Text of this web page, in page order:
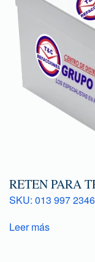
RETEN PARA
SKU: 013 997 2346
Leer más